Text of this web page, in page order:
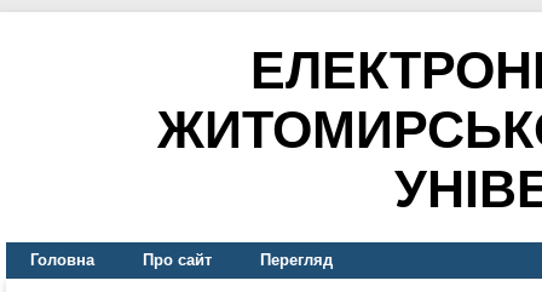
Головна Про сайт Перегляд